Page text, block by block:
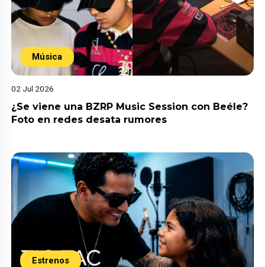
Música
02 Jul 2026
¿Se viene una BZRP Music Session con Beéle?
Foto en redes desata rumores
Estrenos